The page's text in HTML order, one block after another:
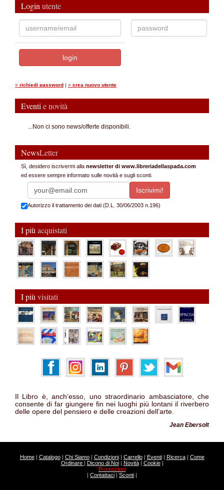
Login utente
» richiedi password | » crea nuovo utente
Eventi e novità
...Non ci sono news/offerte disponibili.
NewsLetter
Sì, desidero iscrivermi alla newsletter di www.libreriadellaspada.com
ed essere sempre informato sulle novità e sugli sconti.
Autorizzo il trattamento dei dati (D.L. 30/06/2003 n.196)
I più acquistati
I più visitati
Il Libro è, anch’esso, uno straordinario ambasciatore, che
consente di far giungere fin nei luoghi più lontani il riverbero
delle opere del pensiero e delle creazioni dell’arte.
Jean Ebersolt
Home| Catalogo| Chi Siamo| Condizioni| Carrello| Eventi| Ricerca| Come
Ordinare | Dicono di Noi| Novità| Cookie|
Promozioni
| Contattaci | Sconti |